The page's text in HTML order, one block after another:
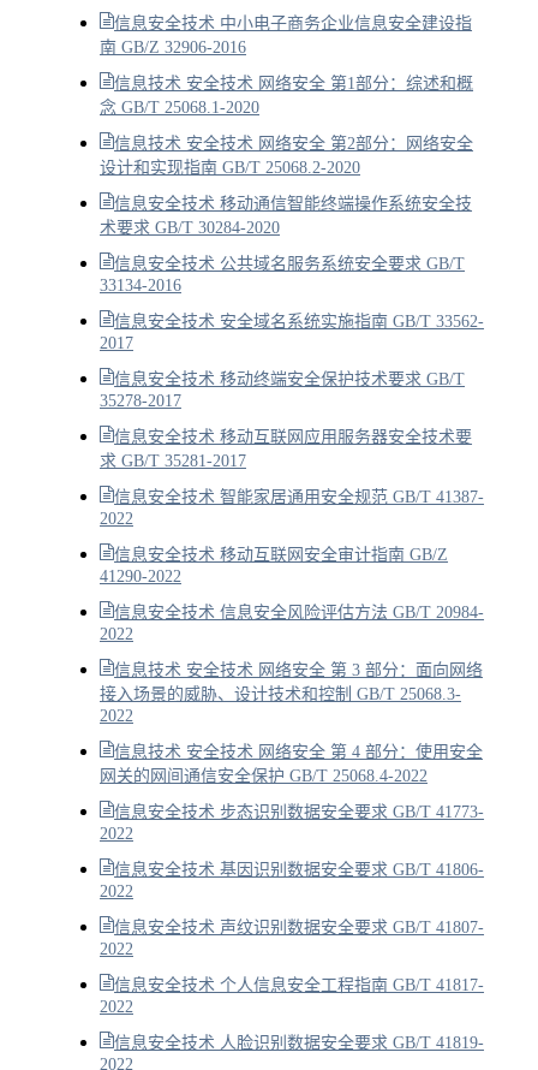
信息安全技术 中小电子商务企业信息安全建设指
南 GB/Z 32906-2016
信息技术 安全技术 网络安全 第1部分：综述和概
念 GB/T 25068.1-2020
信息技术 安全技术 网络安全 第2部分：网络安全
设计和实现指南 GB/T 25068.2-2020
信息安全技术 移动通信智能终端操作系统安全技
术要求 GB/T 30284-2020
信息安全技术 公共域名服务系统安全要求 GB/T
33134-2016
信息安全技术 安全域名系统实施指南 GB/T 33562-
2017
信息安全技术 移动终端安全保护技术要求 GB/T
35278-2017
信息安全技术 移动互联网应用服务器安全技术要
求 GB/T 35281-2017
信息安全技术 智能家居通用安全规范 GB/T 41387-
2022
信息安全技术 移动互联网安全审计指南 GB/Z
41290-2022
信息安全技术 信息安全风险评估方法 GB/T 20984-
2022
信息技术 安全技术 网络安全 第 3 部分：面向网络
接入场景的威胁、设计技术和控制 GB/T 25068.3-
2022
信息技术 安全技术 网络安全 第 4 部分：使用安全
网关的网间通信安全保护 GB/T 25068.4-2022
信息安全技术 步态识别数据安全要求 GB/T 41773-
2022
信息安全技术 基因识别数据安全要求 GB/T 41806-
2022
信息安全技术 声纹识别数据安全要求 GB/T 41807-
2022
信息安全技术 个人信息安全工程指南 GB/T 41817-
2022
信息安全技术 人脸识别数据安全要求 GB/T 41819-
2022